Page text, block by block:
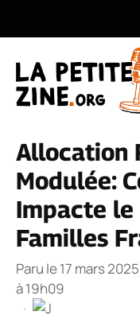
contenu
Allocation
Modulée:
Impacte le
Familles
Paru le 17 mars
à 19h09
·